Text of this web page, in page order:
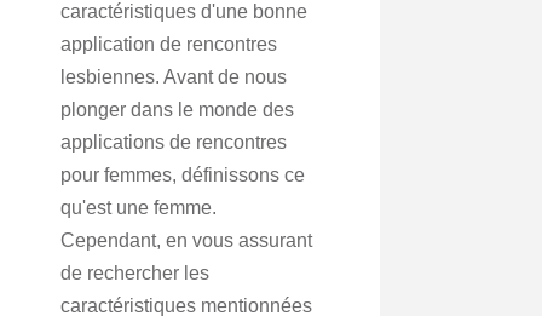
caractéristiques d'une bonne
application de rencontres
lesbiennes. Avant de nous
plonger dans le monde des
applications de rencontres
pour femmes, définissons ce
qu'est une femme.
Cependant, en vous assurant
de rechercher les
caractéristiques mentionnées